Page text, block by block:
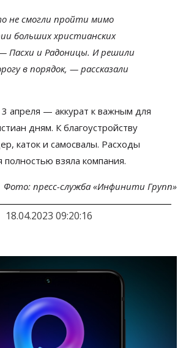
не смогли пройти мимо
больших христианских
Пасхи и Радоницы. И решили
в порядок, — рассказали
апреля — аккурат к важным для
дням. К благоустройству
каток и самосвалы. Расходы
полностью взяла компания.
Фото: пресс-служба «Инфинити Групп»
18.04.2023 09:20:16